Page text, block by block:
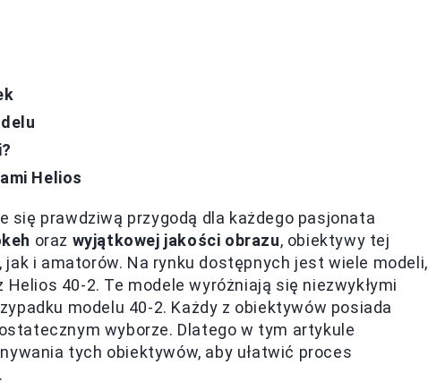
Helios
się prawdziwą przygodą dla każdego pasjonata
oraz wyjątkowej jakości obrazu, obiektywy tej
i amatorów. Na rynku dostępnych jest wiele modeli,
40-2. Te modele wyróżniają się niezwykłymi
modelu 40-2. Każdy z obiektywów posiada
wyborze. Dlatego w tym artykule
tych obiektywów, aby ułatwić proces